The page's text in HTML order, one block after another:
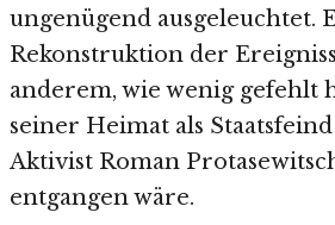
ungenügend ausgeleuchtet.
Rekonstruktion der
anderem, wie wenig gefehlt
seiner Heimat als
Aktivist Roman
entgangen wäre.